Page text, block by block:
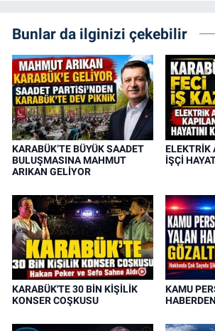
Bunlar da ilginizi çekebilir
KARABÜK’TE BÜYÜK SAADET
BULUŞMASINA MAHMUT
ARIKAN GELİYOR
ELEKTRİK
İŞÇİ
KARABÜK'TE 30 BİN KİŞİLİK
KONSER COŞKUSU
KAMU